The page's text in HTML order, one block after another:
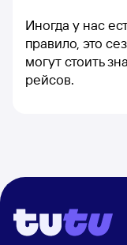
Иногда у нас
правило, это
могут стоить
рейсов.